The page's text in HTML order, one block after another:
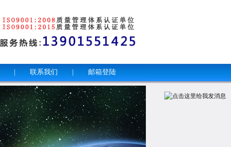
联系我们 邮箱登陆